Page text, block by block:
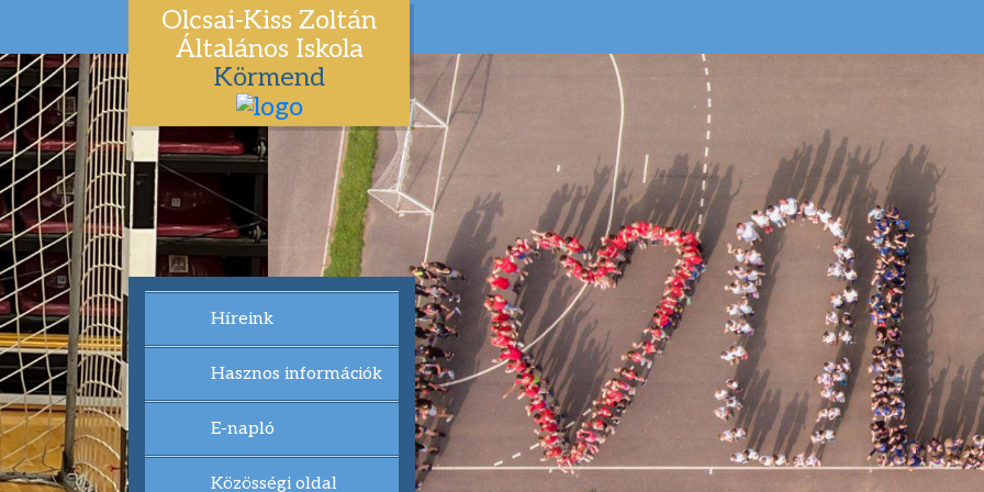
Olcsai-Kiss Zoltán
Általános Iskola
Körmend
Híreink
Hasznos információk
E-napló
Közösségi oldal